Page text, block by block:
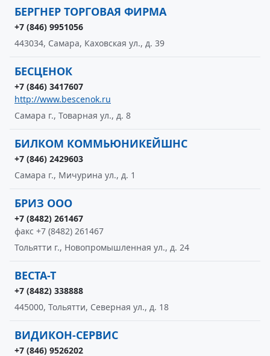
БЕРГНЕР ТОРГОВАЯ ФИРМА
+7 (846) 9951056
443034, Самара, Каховская ул., д. 39
БЕСЦЕНОК
+7 (846) 3417607
http://www.bescenok.ru
Самара г., Товарная ул., д. 8
БИЛКОМ КОММЬЮНИКЕЙШНС
+7 (846) 2429603
Самара г., Мичурина ул., д. 1
БРИЗ ООО
+7 (8482) 261467
факс +7 (8482) 261467
Тольятти г., Новопромышленная ул., д. 24
ВЕСТА-Т
+7 (8482) 338888
445000, Тольятти, Северная ул., д. 18
ВИДИКОН-СЕРВИС
+7 (846) 9526202